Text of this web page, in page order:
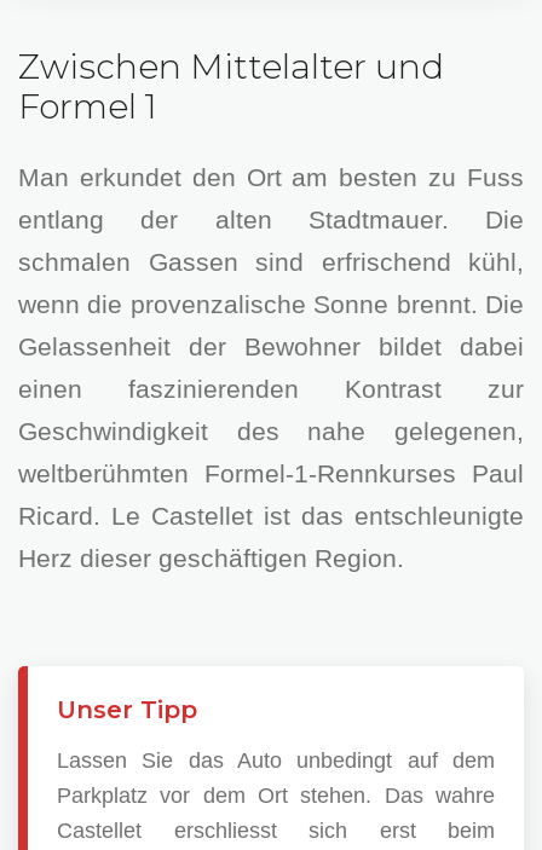
Zwischen Mittelalter und
Formel 1
Man erkundet den Ort am besten zu Fuss
entlang der alten Stadtmauer. Die
schmalen Gassen sind erfrischend kühl,
wenn die provenzalische Sonne brennt. Die
Gelassenheit der Bewohner bildet dabei
einen faszinierenden Kontrast zur
Geschwindigkeit des nahe gelegenen,
weltberühmten Formel-1-Rennkurses Paul
Ricard. Le Castellet ist das entschleunigte
Herz dieser geschäftigen Region.
Unser Tipp
Lassen Sie das Auto unbedingt auf dem
Parkplatz vor dem Ort stehen. Das wahre
Castellet erschliesst sich erst beim